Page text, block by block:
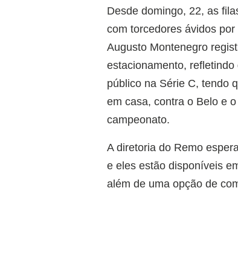
Desde domingo, 22, as
com torcedores ávidos
Augusto Montenegro
estacionamento,
público na Série C, tendo
em casa, contra o Belo e
campeonato.
A diretoria do Remo
e eles estão disponíveis
além de uma opção de